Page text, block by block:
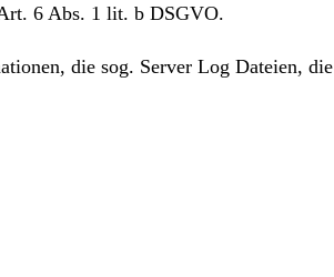
6 Abs. 1 lit. b DSGVO.
die sog. Server Log Dateien, die